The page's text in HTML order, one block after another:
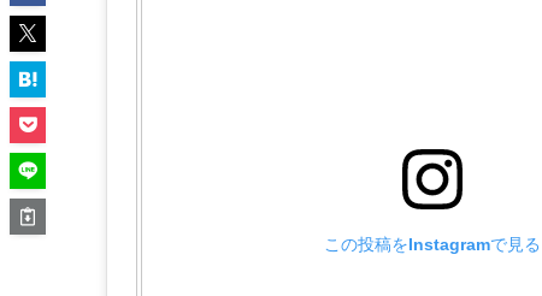
この投稿をInstagramで見る